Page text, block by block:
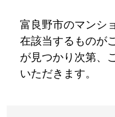
富良野市のマンシ
在該当するものが
が見つかり次第、
いただきます。